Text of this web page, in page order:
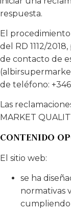
respuesta.
El
del RD 1112/
de contacto de
de teléfono:
Las
MARKET
CONTENIDO
El sitio web:
se ha
normativas
cumpliendo